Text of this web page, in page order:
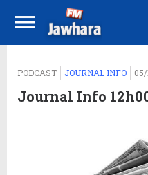
PODCAST JOURNAL INFO 05/
Journal Info